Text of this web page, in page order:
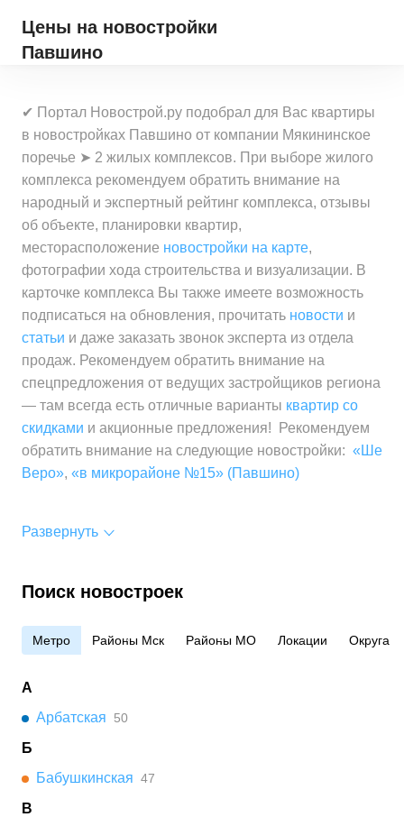
Цены на новостройки
Павшино
✔ Портал Новострой.ру подобрал для Вас квартиры
в новостройках Павшино от компании Мякининское
поречье ➤ 2 жилых комплексов. При выборе жилого
комплекса рекомендуем обратить внимание на
народный и экспертный рейтинг комплекса, отзывы
об объекте, планировки квартир,
месторасположение новостройки на карте,
фотографии хода строительства и визуализации. В
карточке комплекса Вы также имеете возможность
подписаться на обновления, прочитать новости и
статьи и даже заказать звонок эксперта из отдела
продаж. Рекомендуем обратить внимание на
спецпредложения от ведущих застройщиков региона
— там всегда есть отличные варианты квартир со
скидками и акционные предложения! Рекомендуем
обратить внимание на следующие новостройки: «Ше
Веро», «в микрорайоне №15» (Павшино)
Развернуть
Поиск новостроек
Метро Районы Мск Районы МО Локации Округа
А
Арбатская
50
Б
Бабушкинская 47
В